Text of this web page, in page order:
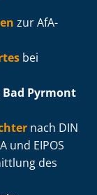
zur AfA-
bei
Bad Pyrmont
nach DIN
und EIPOS
des